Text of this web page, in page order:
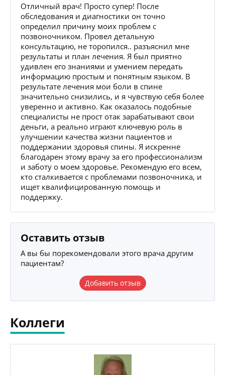
Отличный врач! Просто супер! После
обследования и диагностики он точно
определил причину моих проблем с
позвоночником. Провел детальную
консультацию, не торопился.. разъяснил мне
результаты и план лечения. Я был приятно
удивлен его знаниями и умением передать
информацию простым и понятным языком. В
результате лечения мои боли в спине
значительно снизились, и я чувствую себя более
уверенно и активно. Как оказалось подобные
специалисты не прост отак зарабатывают свои
деньги, а реально играют ключевую роль в
улучшении качества жизни пациентов и
поддержании здоровья спины. Я искренне
благодарен этому врачу за его профессионализм
и заботу о моем здоровье. Рекомендую его всем,
кто сталкивается с проблемами позвоночника, и
ищет квалифицированную помощь и
поддержку.
Оставить отзыв
А вы бы порекомендовали этого врача другим
пациентам?
Добавить отзыв
Коллеги